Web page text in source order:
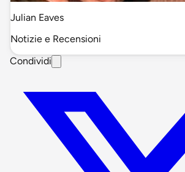
Julian Eaves
Notizie e Recensioni
Condividi